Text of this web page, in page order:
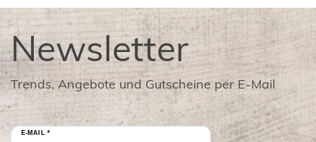
Newsletter
Trends, Angebote und Gutscheine per E-Mail
E-MAIL *